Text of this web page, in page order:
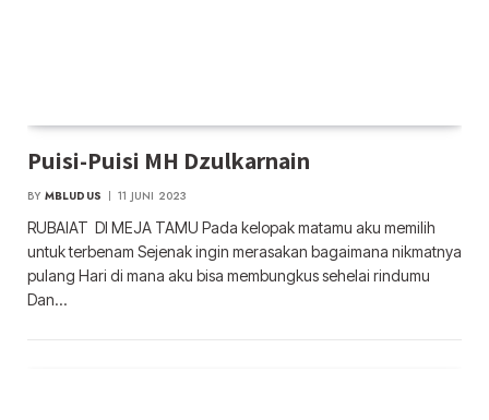
Puisi-Puisi MH Dzulkarnain
BY MBLUDUS 11 JUNI 2023
RUBAIAT DI MEJA TAMU Pada kelopak matamu aku memilih
untuk terbenam Sejenak ingin merasakan bagaimana nikmatnya
pulang Hari di mana aku bisa membungkus sehelai rindumu
Dan…